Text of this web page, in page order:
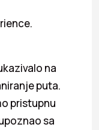
na
puta.
pristupnu
sa